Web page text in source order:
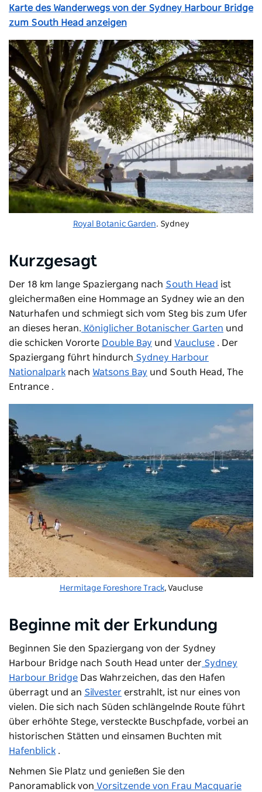
Karte des Wanderwegs von der Sydney Harbour Bridge
zum South Head anzeigen
Royal Botanic Garden. Sydney
Kurzgesagt
Der 18 km lange Spaziergang nach South Head ist
gleichermaßen eine Hommage an Sydney wie an den
Naturhafen und schmiegt sich vom Steg bis zum Ufer
an dieses heran. Königlicher Botanischer Garten und
die schicken Vororte Double Bay und Vaucluse . Der
Spaziergang führt hindurch Sydney Harbour
Nationalpark nach Watsons Bay und South Head, The
Entrance .
Hermitage Foreshore Track, Vaucluse
Beginne mit der Erkundung
Beginnen Sie den Spaziergang von der Sydney
Harbour Bridge nach South Head unter der Sydney
Harbour Bridge Das Wahrzeichen, das den Hafen
überragt und an Silvester erstrahlt, ist nur eines von
vielen. Die sich nach Süden schlängelnde Route führt
über erhöhte Stege, versteckte Buschpfade, vorbei an
historischen Stätten und einsamen Buchten mit
Hafenblick .
Nehmen Sie Platz und genießen Sie den
Panoramablick von Vorsitzende von Frau Macquarie